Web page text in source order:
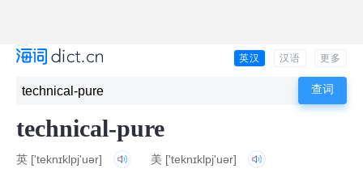
英汉 汉语 更多
technical-pure
英 ['teknɪklpj'uər] 美 ['teknɪklpj'uər]